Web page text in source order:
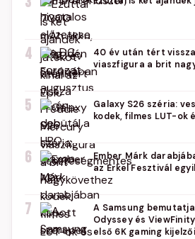
4
40 év után tért
viaszfigura a brit
5
Galaxy S26 széria:
kodek, filmes LUT-ok
6
Ember Márk
az Erkel Fesztivál
7
A Samsung
Odyssey és
első 6K gaming